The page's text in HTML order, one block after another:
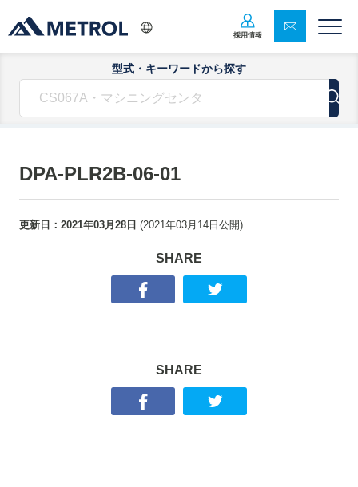
採用情報
型式・キーワードから探す
DPA-PLR2B-06-01
更新日： 2021年03月28日 (2021年03月14日 公開)
SHARE
SHARE